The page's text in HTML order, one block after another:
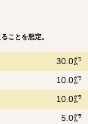
ことを想定。
30.0㌘
10.0㌘
10.0㌘
5.0㌘